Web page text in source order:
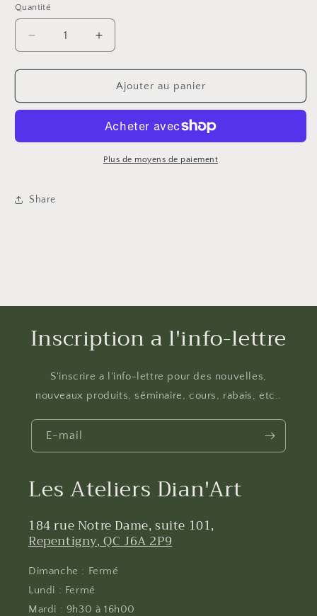
Quantité
Réduire
la
quantité
La
Augmenter
la
quantité
La
rouge
Ajouter au panier
Plus de moyens de paiement
Share
Inscription a l'info-lettre
S'inscrire a l'info-lettre pour des nouvelles,
nouveaux produits, séminaire, cours, rabais, etc..
E-mail
Les Ateliers Dian'Art
184 rue Notre Dame, suite 101,
Repentigny, QC J6A 2P9
Dimanche : Fermé
Lundi : Fermé
Mardi : 9h30 à 16h00